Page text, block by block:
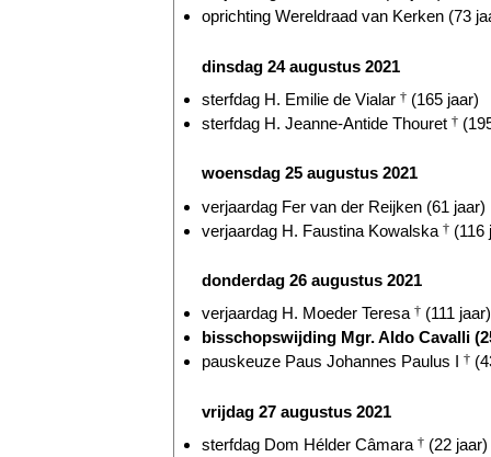
oprichting Wereldraad van Kerken (73
dinsdag 24 augustus 2021
sterfdag H. Emilie de Vialar † (165 jaar)
sterfdag H. Jeanne-Antide Thouret †
woensdag 25 augustus 2021
verjaardag Fer van der Reijken (61 jaar)
verjaardag H. Faustina Kowalska † (116
donderdag 26 augustus 2021
verjaardag H. Moeder Teresa † (111 jaar)
bisschopswijding Mgr. Aldo Cavalli
pauskeuze Paus Johannes Paulus I †
vrijdag 27 augustus 2021
sterfdag Dom Hélder Câmara † (22 jaar)